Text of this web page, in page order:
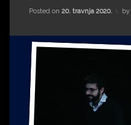
Matea Andrić
Ljiljana Lekanić-Kljaić
Željko Krznarić
Posted on 20. travnja 2020. by